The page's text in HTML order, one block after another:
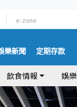
e-zone
樂新聞 定期存款
飲食情報 娛樂